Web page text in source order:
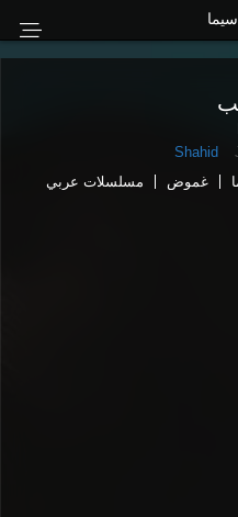
Shahid
غموض مسلسلات عربي